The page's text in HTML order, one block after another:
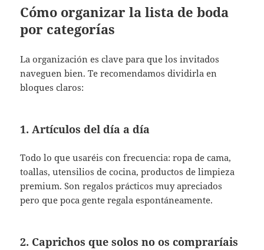
Cómo organizar la lista de boda
por categorías
La organización es clave para que los invitados
naveguen bien. Te recomendamos dividirla en
bloques claros:
1. Artículos del día a día
Todo lo que usaréis con frecuencia: ropa de cama,
toallas, utensilios de cocina, productos de limpieza
premium. Son regalos prácticos muy apreciados
pero que poca gente regala espontáneamente.
2. Caprichos que solos no os compraríais